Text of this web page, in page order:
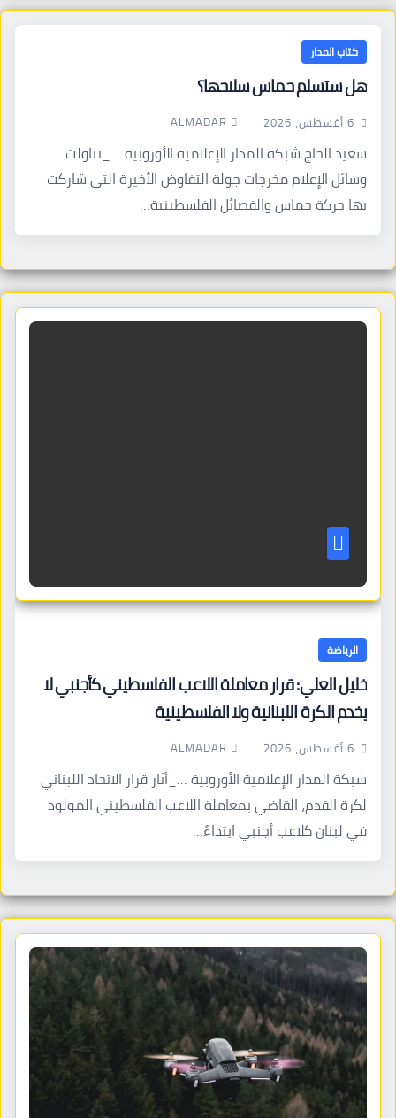
كتاب المدار
هل ستسلم حماس سلاحها؟
6 أغسطس، 2026 ALMADAR
سعيد الحاج شبكة المدار الإعلامية الأوروبية …_تناولت
وسائل الإعلام مخرجات جولة التفاوض الأخيرة التي شاركت
بها حركة حماس والفصائل الفلسطينية…
الرياضة
خليل العلي: قرار معاملة اللاعب الفلسطيني كأجنبي لا
يخدم الكرة اللبنانية ولا الفلسطينية
6 أغسطس، 2026 ALMADAR
شبكة المدار الإعلامية الأوروبية …_أثار قرار الاتحاد اللبناني
لكرة القدم، القاضي بمعاملة اللاعب الفلسطيني المولود
في لبنان كلاعب أجنبي ابتداءً…